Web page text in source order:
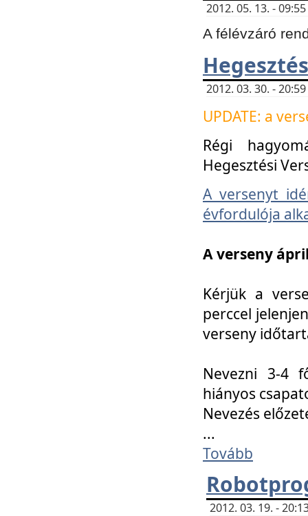
2012. 05. 13. -
A félévzáró
2012. 03. 30. -
UPDATE: a
Régi
Hegesztési
A versenyt
évfordulója
A verseny
Kérjük a
perccel
verseny
Nevezni 3-4
hiányos
Nevezés
...
Tovább
2012. 03. 19. -